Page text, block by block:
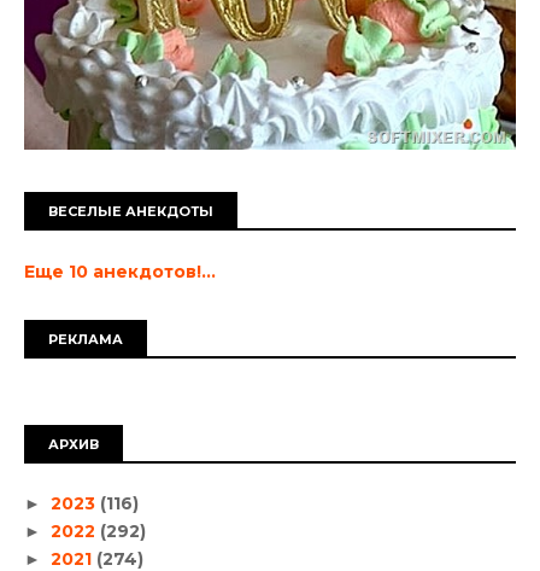
ВЕСЕЛЫЕ АНЕКДОТЫ
Еще 10 анекдотов!...
РЕКЛАМА
АРХИВ
► 2023 (116)
► 2022 (292)
► 2021 (274)